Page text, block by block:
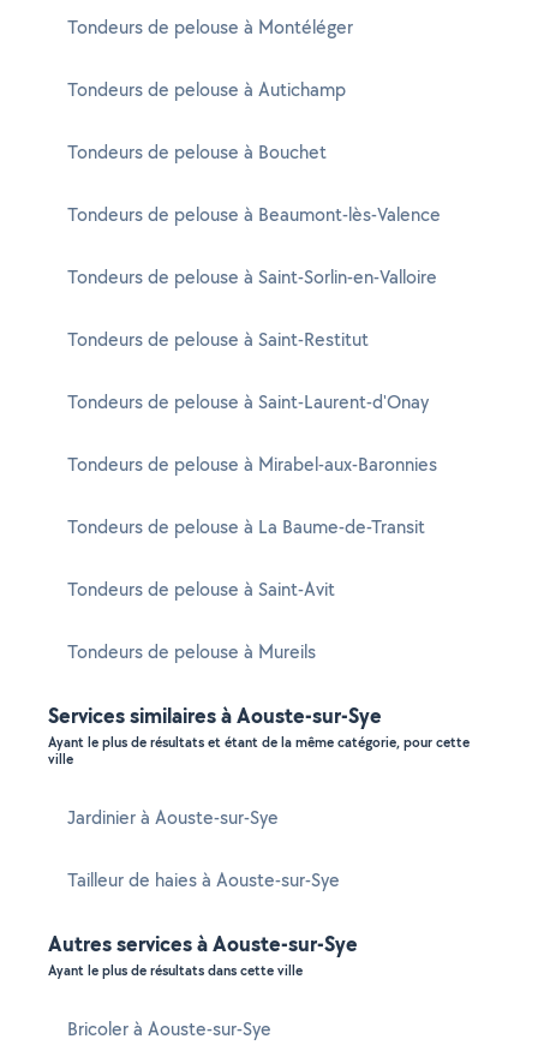
Tondeurs de pelouse à Montéléger
Tondeurs de pelouse à Autichamp
Tondeurs de pelouse à Bouchet
Tondeurs de pelouse à Beaumont-lès-Valence
Tondeurs de pelouse à Saint-Sorlin-en-Valloire
Tondeurs de pelouse à Saint-Restitut
Tondeurs de pelouse à Saint-Laurent-d'Onay
Tondeurs de pelouse à Mirabel-aux-Baronnies
Tondeurs de pelouse à La Baume-de-Transit
Tondeurs de pelouse à Saint-Avit
Tondeurs de pelouse à Mureils
Services similaires à Aouste-sur-Sye
Ayant le plus de résultats et étant de la même catégorie, pour cette
ville
Jardinier à Aouste-sur-Sye
Tailleur de haies à Aouste-sur-Sye
Autres services à Aouste-sur-Sye
Ayant le plus de résultats dans cette ville
Bricoler à Aouste-sur-Sye